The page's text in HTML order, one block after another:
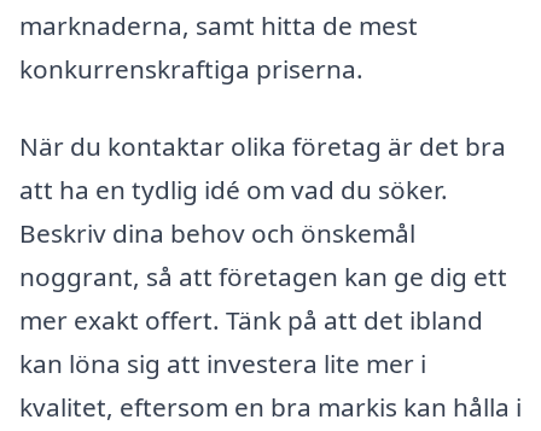
marknaderna, samt hitta de mest
konkurrenskraftiga priserna.
När du kontaktar olika företag är det bra
att ha en tydlig idé om vad du söker.
Beskriv dina behov och önskemål
noggrant, så att företagen kan ge dig ett
mer exakt offert. Tänk på att det ibland
kan löna sig att investera lite mer i
kvalitet, eftersom en bra markis kan hålla i